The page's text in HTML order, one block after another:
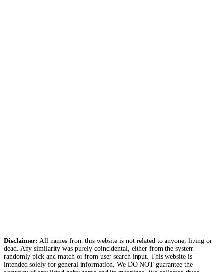
Disclaimer: All names from this website is not related to anyone, living or
dead. Any similarity was purely coincidental, either from the system
randomly pick and match or from user search input. This website is
intended solely for general information. We DO NOT guarantee the